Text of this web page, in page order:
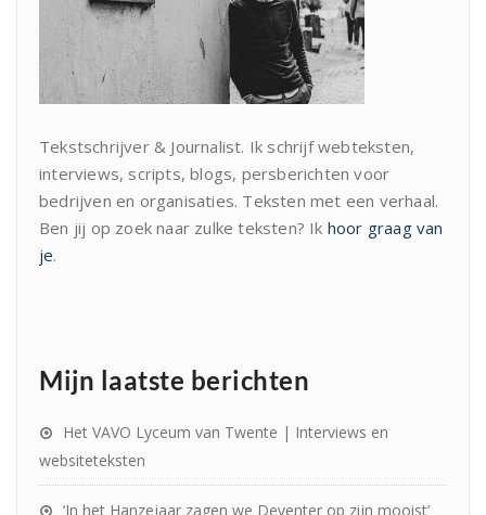
Tekstschrijver & Journalist. Ik schrijf webteksten,
interviews, scripts, blogs, persberichten voor
bedrijven en organisaties. Teksten met een verhaal.
Ben jij op zoek naar zulke teksten? Ik hoor graag van
je.
Mijn laatste berichten
Het VAVO Lyceum van Twente | Interviews en
websiteteksten
‘In het Hanzejaar zagen we Deventer op zijn mooist’